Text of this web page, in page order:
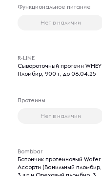
Функциональное питание
Нет в наличии
R-LINE
Сывороточный протеин WHEY
Пломбир, 900 г, до 06.04.25
Протеины
Нет в наличии
Bombbar
Батончик протеиновый Wafer
Ассорти (Ванильный пломбир,